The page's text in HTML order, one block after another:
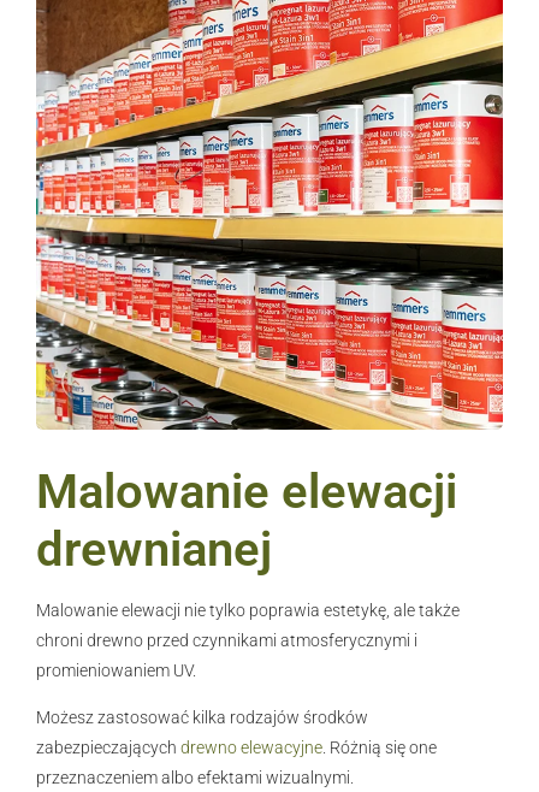
Malowanie elewacji
drewnianej
Malowanie elewacji nie tylko poprawia estetykę, ale także
chroni drewno przed czynnikami atmosferycznymi i
promieniowaniem UV.
Możesz zastosować kilka rodzajów środków
zabezpieczających drewno elewacyjne . Różnią się one
przeznaczeniem albo efektami wizualnymi.